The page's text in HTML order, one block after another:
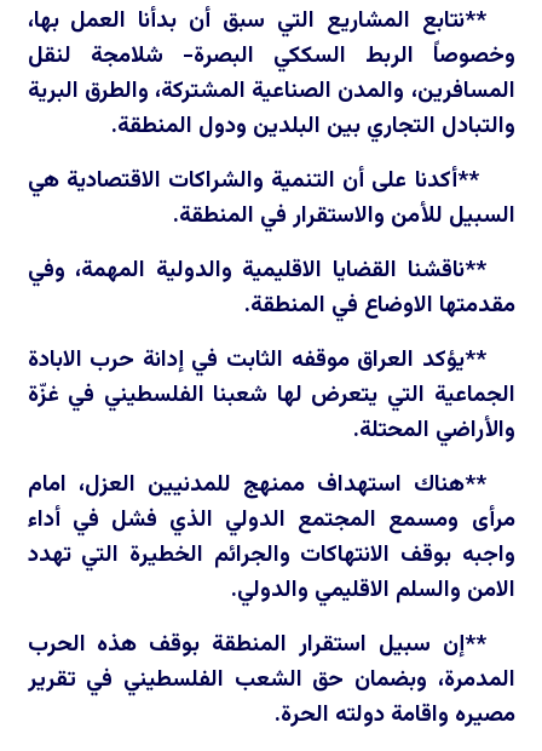
**نتابع المشاريع التي سبق أن بدأنا العمل بها،
وخصوصاً الربط السككي البصرة- شلامجة لنقل
المسافرين، والمدن الصناعية المشتركة، والطرق البرية
والتبادل التجاري بين البلدين ودول المنطقة.
**أكدنا على أن التنمية والشراكات الاقتصادية هي
السبيل للأمن والاستقرار في المنطقة.
**ناقشنا القضايا الاقليمية والدولية المهمة، وفي
مقدمتها الاوضاع في المنطقة.
**يؤكد العراق موقفه الثابت في إدانة حرب الابادة
الجماعية التي يتعرض لها شعبنا الفلسطيني في غزّة
والأراضي المحتلة.
**هناك استهداف ممنهج للمدنيين العزل، امام
مرأى ومسمع المجتمع الدولي الذي فشل في أداء
واجبه بوقف الانتهاكات والجرائم الخطيرة التي تهدد
الامن والسلم الاقليمي والدولي.
**إن سبيل استقرار المنطقة بوقف هذه الحرب
المدمرة، وبضمان حق الشعب الفلسطيني في تقرير
مصيره واقامة دولته الحرة.